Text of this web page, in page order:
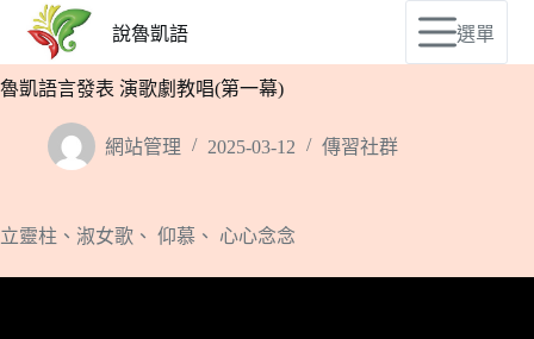
說魯凱語 選單
魯凱語言發表 演歌劇教唱(第一幕)
網站管理 2025-03-12 傳習社群
立靈柱、淑女歌、 仰慕、 心心念念